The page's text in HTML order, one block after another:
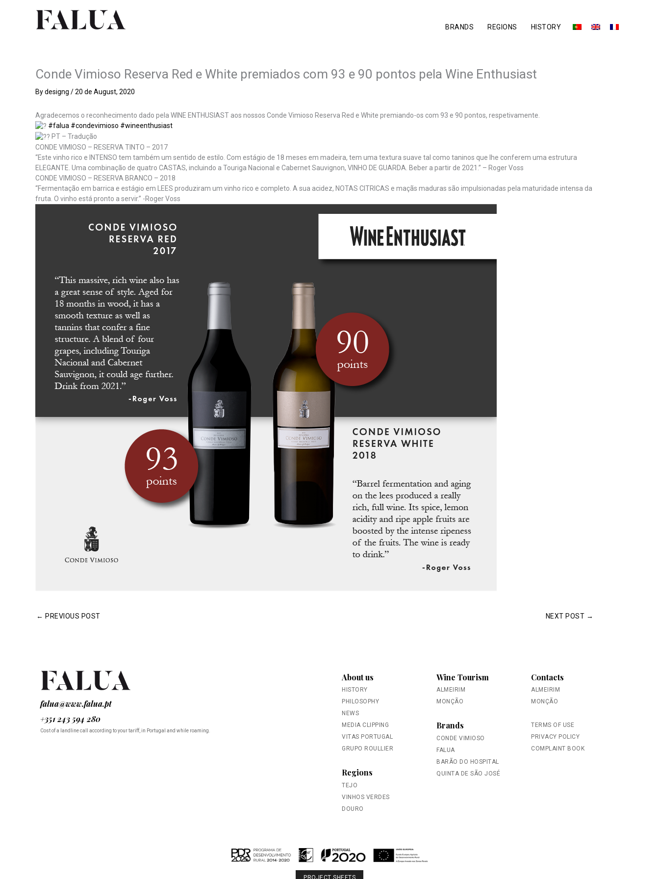
BRANDS REGIONS HISTORY
Conde Vimioso Reserva Red e White premiados com 93 e 90 pontos pela Wine Enthusiast
Bydesigng /20 de August, 2020
Agradecemos o reconhecimento dado pela WINE ENTHUSIAST aos nossos Conde Vimioso Reserva Red e White premiando-os com 93 e 90 pontos, respetivamente.
#falua #condevimioso #wineenthusiast
PT – Tradução
CONDE VIMIOSO – RESERVA TINTO – 2017
“Este vinho rico e INTENSO tem também um sentido de estilo. Com estágio de 18 meses em madeira, tem uma textura suave tal como taninos que lhe conferem uma estrutura
ELEGANTE. Uma combinação de quatro CASTAS, incluindo a Touriga Nacional e Cabernet Sauvignon, VINHO DE GUARDA. Beber a partir de 2021.” – Roger Voss
CONDE VIMIOSO – RESERVA BRANCO – 2018
“Fermentação em barrica e estágio em LEES produziram um vinho rico e completo. A sua acidez, NOTAS CITRICAS e maçãs maduras são impulsionadas pela maturidade intensa da
fruta. O vinho está pronto a servir.” -Roger Voss
← PREVIOUS POST NEXT POST →
falua@www.falua.pt
+351 243 594 280
Cost of a landline call according to your tariff, in Portugal and while roaming.
About us
HISTORY
PHILOSOPHY
NEWS
MEDIA CLIPPING
VITAS PORTUGAL
GRUPO ROULLIER
Regions
TEJO
VINHOS VERDES
DOURO
Wine Tourism
ALMEIRIM
MONÇÃO
Brands
CONDE VIMIOSO
FALUA
BARÃO DO HOSPITAL
QUINTA DE SÃO JOSÉ
Contacts
ALMEIRIM
MONÇÃO
TERMS OF USE
PRIVACY POLICY
COMPLAINT BOOK
PROJECT SHEETS